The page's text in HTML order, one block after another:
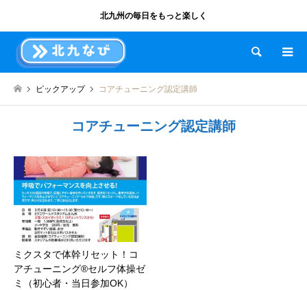
北九州の毎日をもっと楽しく
検索
ピックアップ コアチューニング認定講師
コアチューニング認定講師
ミクスタで体幹リセット！コ
アチューニング®セルフ体操ゼ
ミ（初心者・当日参加OK）